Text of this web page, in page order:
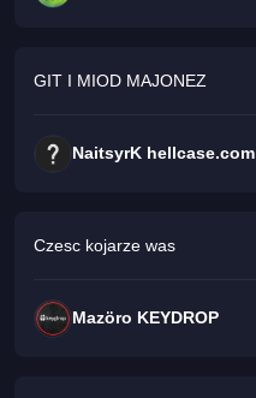
GIT I MIOD MAJONEZ
NaitsyrK hellcase.com
Czesc kojarze was
Mazöro KEYDROP